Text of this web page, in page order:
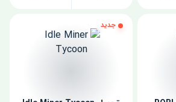
جديد